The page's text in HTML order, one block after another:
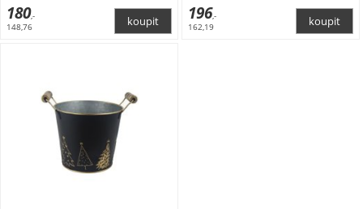
180,-
148,76
196,-
162,19